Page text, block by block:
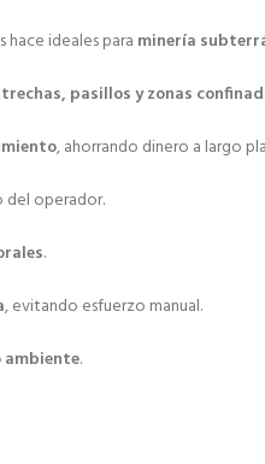
hace ideales para minería
pasillos y zonas
, ahorrando dinero a largo
del operador.
.
, evitando esfuerzo manual.
ambiente.